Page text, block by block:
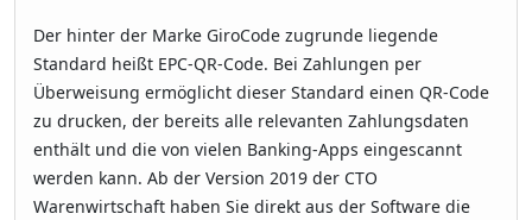
Der hinter der Marke GiroCode zugrunde liegende
Standard heißt EPC-QR-Code. Bei Zahlungen per
Überweisung ermöglicht dieser Standard einen QR-Code
zu drucken, der bereits alle relevanten Zahlungsdaten
enthält und die von vielen Banking-Apps eingescannt
werden kann. Ab der Version 2019 der CTO
Warenwirtschaft haben Sie direkt aus der Software die